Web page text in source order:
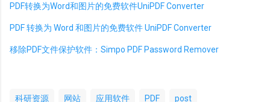
PDF转换为Word和图片的免费软件UniPDF Converter
PDF 转换为 Word 和图片的免费软件 UniPDF Converter
移除PDF文件保护软件：Simpo PDF Password Remover
科研资源 网站 应用软件 PDF post